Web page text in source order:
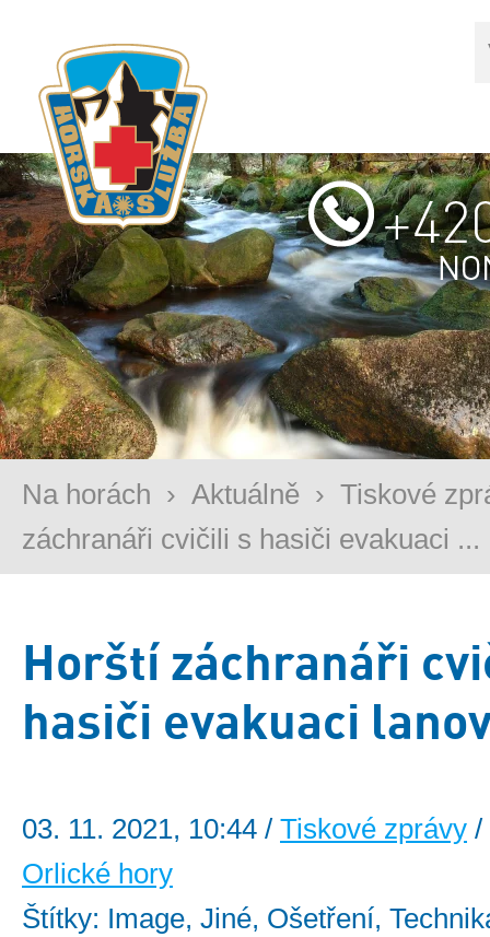
Na horách › Aktuálně › Tiskové
záchranáři cvičili s hasiči evakuaci ...
Horští záchranáři
hasiči evakuaci
03. 11. 2021, 10:44 / Tiskové zprávy /
Orlické hory
Štítky: Image, Jiné, Ošetření,